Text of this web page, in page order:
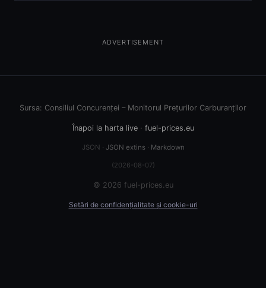
ADVERTISEMENT
Sursa: Consiliul Concurenței – Monitorul Prețurilor Carburanților
Înapoi la harta live· fuel-prices.eu
JSON · JSON extins· Markdown
(2026-08-07)
© 2026 fuel-prices.eu
Setări de confidențialitate și cookie-uri